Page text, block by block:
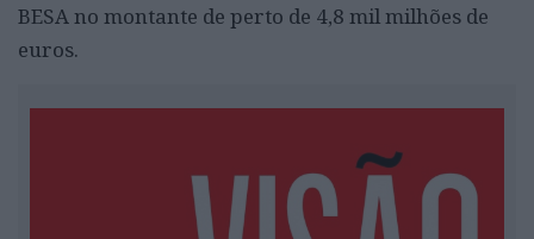
BESA no montante de perto de 4,8 mil milhões de
euros.